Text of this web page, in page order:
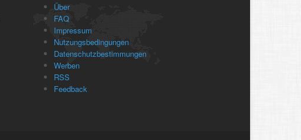
Über
FAQ
Impressum
Nutzungsbedingungen
Datenschutzbestimmungen
Werben
RSS
Feedback